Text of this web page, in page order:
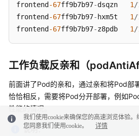
frontend -67ff9b7b97-dsqzn 1/
frontend -67ff9b7b97- hxm5t 1/
frontend -67ff9b7b97-z8pdb 1/
工作负载反亲和（
前面讲了Pod的亲和，通过亲和将Pod部
恰恰相反，需要将Pod分开部署，例如
性能的情况。
说明：
我们使用cookie来确保您的高速浏览体验
您同意我们使用cookie。
详情